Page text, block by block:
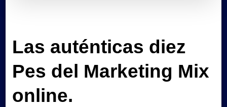
Las auténticas diez
Pes del Marketing Mix
online.